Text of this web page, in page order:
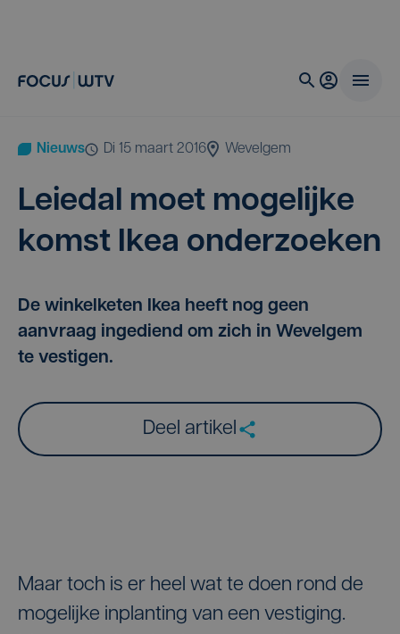
Nieuws di 15 maart 2016 Wevelgem
Lei­e­dal moet moge­lij­ke
komst Ikea onderzoeken
De winkelketen Ikea heeft nog geen
aanvraag ingediend om zich in Wevelgem
te vestigen.
Deel artikel
Maar toch is er heel wat te doen rond de
mogelijke inplanting van een vestiging.